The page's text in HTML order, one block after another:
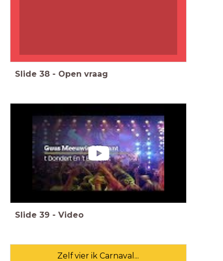
Slide 38 - Open vraag
Slide 39 - Video
Zelf vier ik Carnaval...